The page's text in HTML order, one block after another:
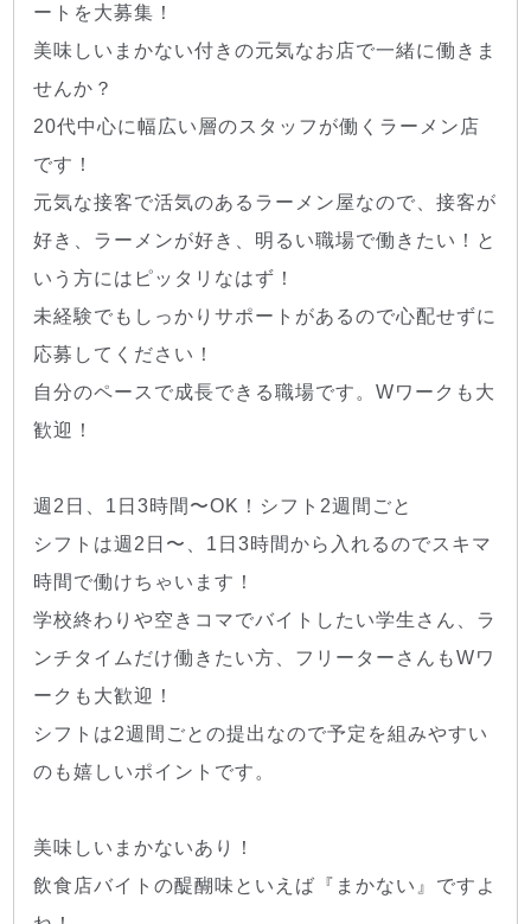
ートを大募集！
美味しいまかない付きの元気なお店で一緒に働きま
せんか？
20代中心に幅広い層のスタッフが働くラーメン店
です！
元気な接客で活気のあるラーメン屋なので、接客が
好き、ラーメンが好き、明るい職場で働きたい！と
いう方にはピッタリなはず！
未経験でもしっかりサポートがあるので心配せずに
応募してください！
自分のペースで成長できる職場です。Wワークも大
歓迎！
週2日、1日3時間〜OK！シフト2週間ごと
シフトは週2日〜、1日3時間から入れるのでスキマ
時間で働けちゃいます！
学校終わりや空きコマでバイトしたい学生さん、ラ
ンチタイムだけ働きたい方、フリーターさんもWワ
ークも大歓迎！
シフトは2週間ごとの提出なので予定を組みやすい
のも嬉しいポイントです。
美味しいまかないあり！
飲食店バイトの醍醐味といえば『まかない』ですよ